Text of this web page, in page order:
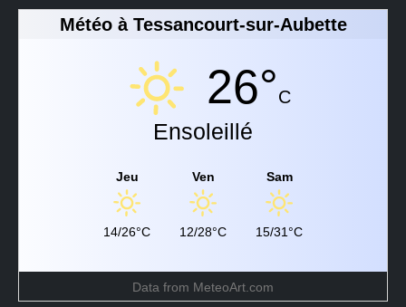
Météo à Tessancourt-sur-Aubette
26°C
Ensoleillé
Jeu
14/26°C
Ven
12/28°C
Sam
15/31°C
Data from MeteoArt.com